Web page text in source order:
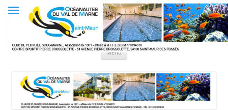
Club OVM
Les Océanautes du Val de Marne
Menu